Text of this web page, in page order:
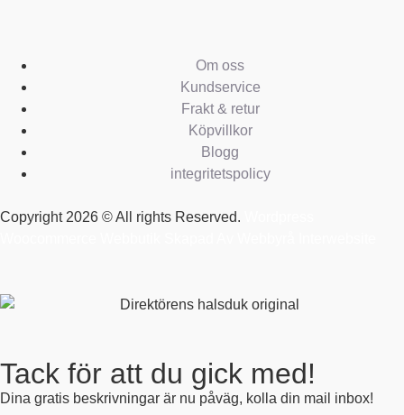
Om oss
Kundservice
Frakt & retur
Köpvillkor
Blogg
integritetspolicy
Copyright 2026 © All rights Reserved.
Tack för att du gick med!
Dina gratis beskrivningar är nu påväg, kolla din mail inbox!